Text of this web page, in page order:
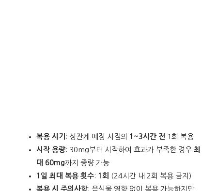
복용 시기 : 성관계 예정 시점의 1~3시간 전 1회 복용
시작 용량: 30mg부터 시작하여 효과가 부족한 경우 최
대 60mg까지 증량 가능
1일 최대 복용 횟수: 1회
(24시간 내 2회 복용 금지)
복용 시 주의사항: 음식물 영향 없이 복용 가능하지만,